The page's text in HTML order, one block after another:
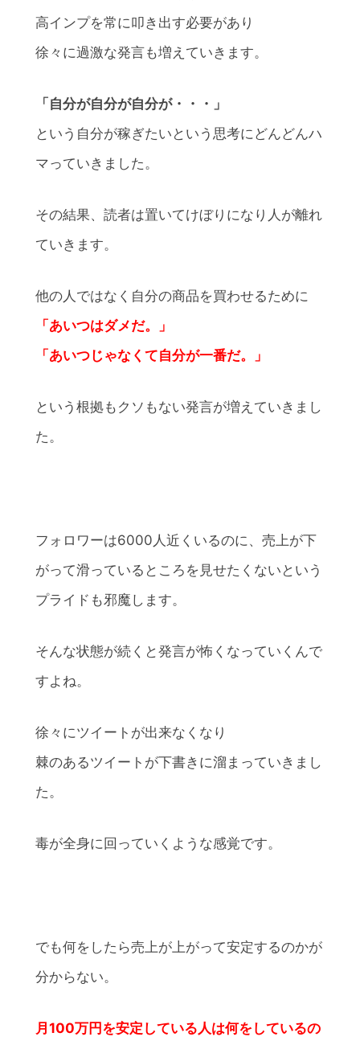
高インプを常に叩き出す必要があり
徐々に過激な発言も増えていきます。
「自分が自分が自分が・・・」
という自分が稼ぎたいという思考にどんどんハ
マっていきました。
その結果、読者は置いてけぼりになり人が離れ
ていきます。
他の人ではなく自分の商品を買わせるために
「あいつはダメだ。」
「あいつじゃなくて自分が一番だ。」
という根拠もクソもない発言が増えていきまし
た。
フォロワーは6000人近くいるのに、売上が下
がって滑っているところを見せたくないという
プライドも邪魔します。
そんな状態が続くと発言が怖くなっていくんで
すよね。
徐々にツイートが出来なくなり
棘のあるツイートが下書きに溜まっていきまし
た。
毒が全身に回っていくような感覚です。
でも何をしたら売上が上がって安定するのかが
分からない。
月100万円を安定している人は何をしているの